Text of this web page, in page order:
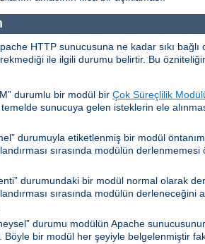
HTTP sunucusuna ne kadar sıkı
ile ilgili durumu belirtir. Bu
durumlu bir modül bir Çok Süreçlilik
sunucuya gelen isteklerin ele
durumuyla etiketlenmiş bir modül
sırasında modülün
durumundaki bir modül normal olarak
sırasında modülün
durumu modülün Apache
Böyle bir modül her şeyiyle belgelenmiştir